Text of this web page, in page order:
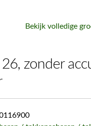
Bekijk volledige
26, zonder